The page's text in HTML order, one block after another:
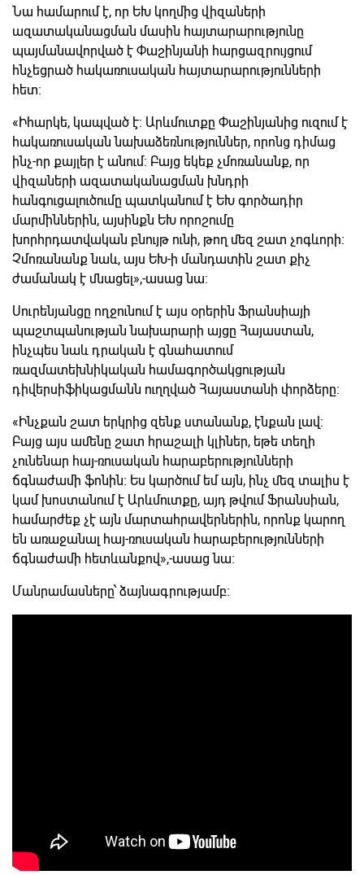
Նա համարում է, որ ԵԽ կողմից վիզաների
ազատականացման մասին հայտարարությունը
պայմանավորված է Փաշինյանի հարցազրույցում
հնչեցրած հակառուսական հայտարարությունների
հետ։
«Իհարկե, կապված է։ Արևմուտքը Փաշինյանից ուզում է
հակառուսական նախաձեռնություններ, որոնց դիմաց
ինչ-որ քայլեր է անում։ Բայց եկեք չմոռանանք, որ
վիզաների ազատականացման խնդրի
հանգուցալուծումը պատկանում է ԵԽ գործադիր
մարմիններին, այսինքն ԵԽ որոշումը
խորհրդատվական բնույթ ունի, թող մեզ շատ չոգևորի։
Չմոռանանք նաև, այս ԵԽ-ի մանդատին շատ քիչ
ժամանակ է մնացել»,-ասաց նա։
Սուրենյանցը ողջունում է այս օրերին Ֆրանսիայի
պաշտպանության նախարարի այցը Հայաստան,
ինչպես նաև դրական է գնահատում
ռազմատեխնիկական համագործակցության
դիվերսիֆիկացմանն ուղղված Հայաստանի փորձերը։
«Ինչքան շատ երկրից զենք ստանանք, էնքան լավ։
Բայց այս ամենը շատ հրաշալի կլիներ, եթե տեղի
չունենար հայ-ռուսական հարաբերությունների
ճգնաժամի ֆոնին։ Ես կարծում եմ այն, ինչ մեզ տալիս է
կամ խոստանում է Արևմուտքը, այդ թվում Ֆրանսիան,
համարժեք չէ այն մարտահրավերներին, որոնք կարող
են առաջանալ հայ-ռուսական հարաբերությունների
ճգնաժամի հետևանքով»,-ասաց նա։
Մանրամասները՝ ձայնագրությամբ։